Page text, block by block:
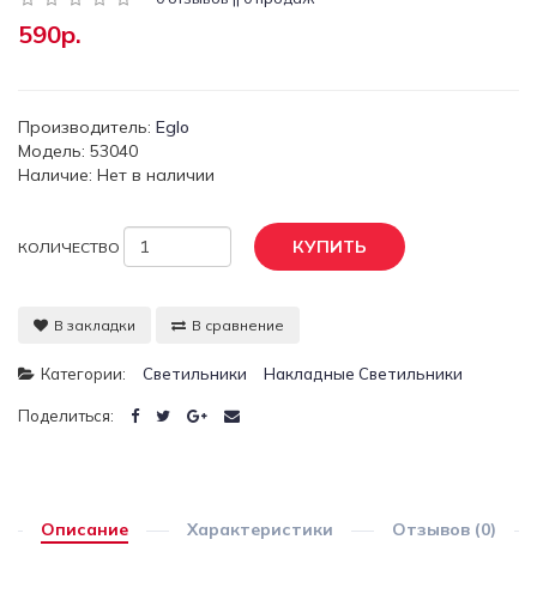
590р.
Производитель: Eglo
Модель: 53040
Наличие: Нет в наличии
КОЛИЧЕСТВО КУПИТЬ
В закладки В сравнение
Категории: Светильники Накладные Светильники
Поделиться:
Описание Характеристики Отзывов (0)